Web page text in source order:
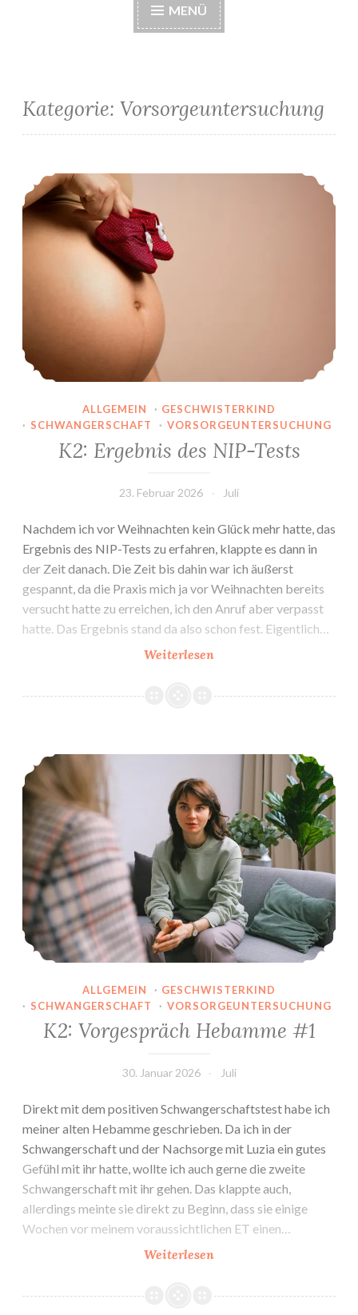
MENÜ
Kategorie: Vorsorgeuntersuchung
K2: Ergebnis des NIP-Tests
ALLGEMEIN · GESCHWISTERKIND
· SCHWANGERSCHAFT · VORSORGEUNTERSUCHUNG
K2: Ergebnis des NIP-Tests
23. Februar 2026 Juli
Nachdem ich vor Weihnachten kein Glück mehr hatte, das
Ergebnis des NIP-Tests zu erfahren, klappte es dann in
der Zeit danach. Die Zeit bis dahin war ich äußerst
gespannt, da die Praxis mich ja vor Weihnachten bereits
versucht hatte zu erreichen, ich den Anruf aber verpasst
hatte. Das Ergebnis stand da also schon fest. Eigentlich…
WeiterlesenK2:
des
K2: Vorgespräch Hebamme #1
ALLGEMEIN · GESCHWISTERKIND
· SCHWANGERSCHAFT · VORSORGEUNTERSUCHUNG
K2: Vorgespräch Hebamme #1
30. Januar 2026 Juli
Direkt mit dem positiven Schwangerschaftstest habe ich
meiner alten Hebamme geschrieben. Da ich in der
Schwangerschaft und der Nachsorge mit Luzia ein gutes
Gefühl mit ihr hatte, wollte ich auch gerne die zweite
Schwangerschaft mit ihr gehen. Das klappte auch,
allerdings meinte sie direkt zu Beginn, dass sie einige
Wochen vor meinem voraussichtlichen ET einen…
WeiterlesenK2:
Hebamme